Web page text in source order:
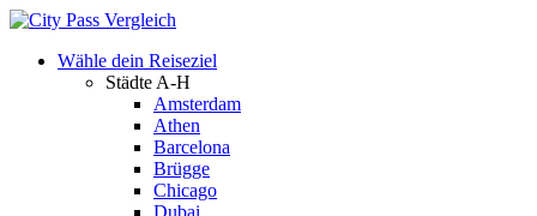
Wähle dein Reiseziel
Städte A-H
Amsterdam
Athen
Barcelona
Brügge
Chicago
Dubai